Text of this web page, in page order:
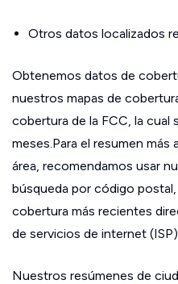
Otros datos localizados
Obtenemos datos de
nuestros mapas de
cobertura de la FCC, la cual
meses.Para el resumen
área, recomendamos usar
búsqueda por código
cobertura más recientes
de servicios de internet
Nuestros resúmenes de